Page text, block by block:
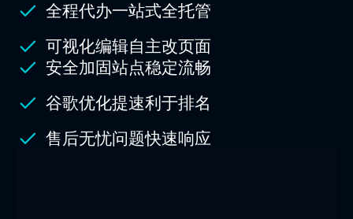
全程代办一站式全托管
可视化编辑自主改页面
安全加固站点稳定流畅
谷歌优化提速利于排名
售后无忧问题快速响应